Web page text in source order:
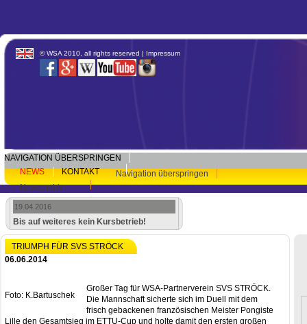
© WSA 2010, all rights reserved | Impressum
NAVIGATION ÜBERSPRINGEN
NEWS
KONTAKT
Navigation überspringen
Newsarchiv
19.04.2016
Bis auf weiteres kein Kursbetrieb!
TRIUMPH FÜR SVS STRÖCK
06.06.2014
Foto: K.Bartuschek
Großer Tag für WSA-Partnerverein SVS STRÖCK.
Die Mannschaft sicherte sich im Duell mit dem
frisch gebackenen französischen Meister Pongiste
Lille den Gesamtsieg im ETTU-Cup und holte damit den ersten großen